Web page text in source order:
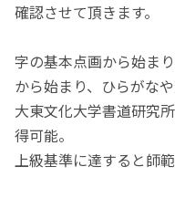
確認させて頂きます。
字の基本点画から始ま
から始まり、ひらがな
大東文化大学書道研究
得可能。
上級基準に達すると師